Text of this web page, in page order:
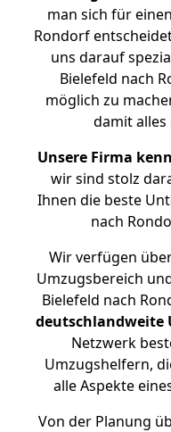
man sich für
Rondorf
uns darauf
Bielefeld nach
möglich zu
damit
Unsere Firma
wir sind stolz
Ihnen die beste
nach
Wir verfügen
Umzugsbereich
Bielefeld nach
deutschlandweite
Netzwerk
Umzugshelfern,
alle Aspekte
Von der Planung